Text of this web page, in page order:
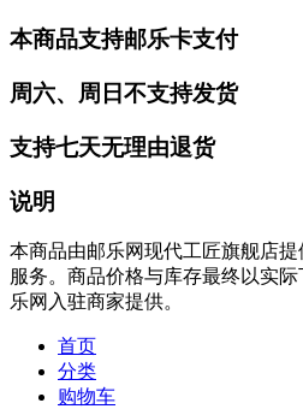
本商品支持邮乐卡支付
周六、周日不支持发货
支持七天无理由退货
说明
本商品由邮乐网现代工匠旗舰店
服务。商品价格与库存最终以实
乐网入驻商家提供。
首页
分类
购物车